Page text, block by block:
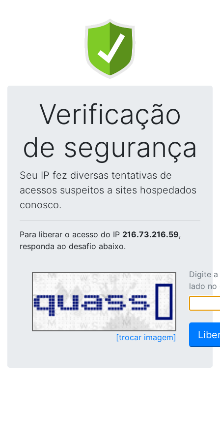
Verificação
de segurança
Seu IP fez diversas tentativas de
acessos suspeitos a sites hospedados
conosco.
Para liberar o acesso do IP 216.73.216.59,
responda ao desafio abaixo.
[trocar imagem]
Digite
lado no